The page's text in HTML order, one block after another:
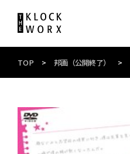
TOP > 邦画（公開終了） >